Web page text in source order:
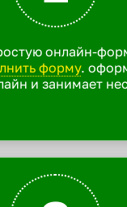
онлайн-
форму.
и занимает